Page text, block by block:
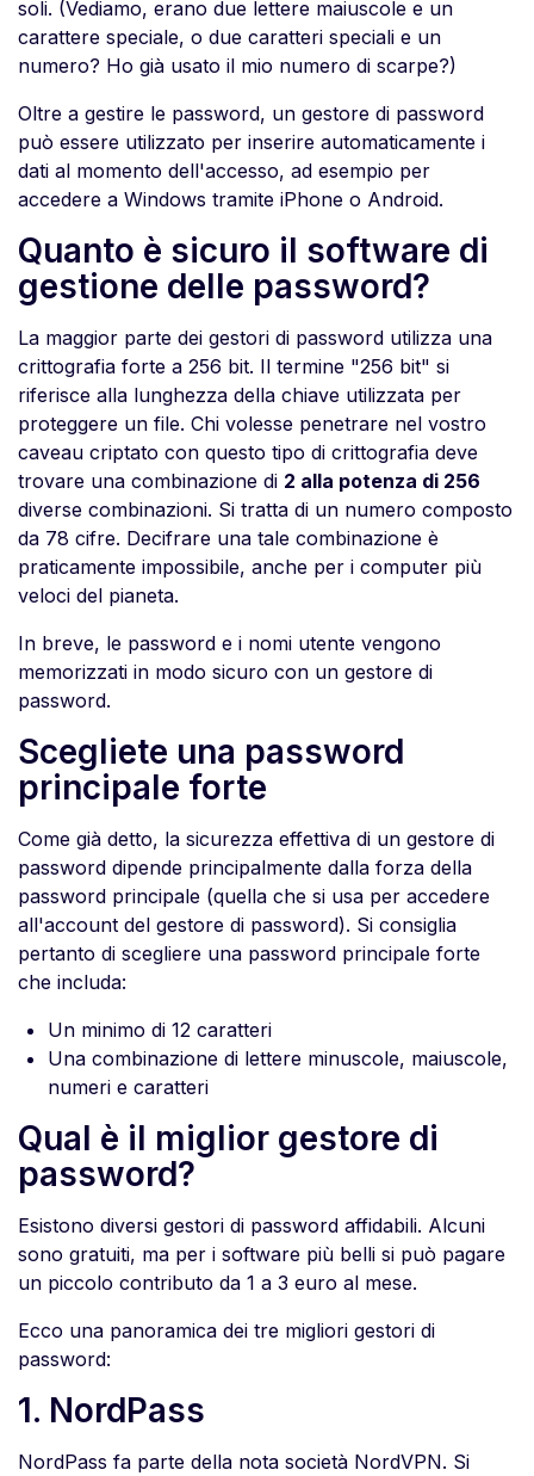
soli. (Vediamo, erano due lettere maiuscole e un
carattere speciale, o due caratteri speciali e un
numero? Ho già usato il mio numero di scarpe?)
Oltre a gestire le password, un gestore di password
può essere utilizzato per inserire automaticamente i
dati al momento dell'accesso, ad esempio per
accedere a Windows tramite iPhone o Android.
Quanto è sicuro il software di
gestione delle password?
La maggior parte dei gestori di password utilizza una
crittografia forte a 256 bit. Il termine "256 bit" si
riferisce alla lunghezza della chiave utilizzata per
proteggere un file. Chi volesse penetrare nel vostro
caveau criptato con questo tipo di crittografia deve
trovare una combinazione di 2 alla potenza di 256
diverse combinazioni. Si tratta di un numero composto
da 78 cifre. Decifrare una tale combinazione è
praticamente impossibile, anche per i computer più
veloci del pianeta.
In breve, le password e i nomi utente vengono
memorizzati in modo sicuro con un gestore di
password.
Scegliete una password
principale forte
Come già detto, la sicurezza effettiva di un gestore di
password dipende principalmente dalla forza della
password principale (quella che si usa per accedere
all'account del gestore di password). Si consiglia
pertanto di scegliere una password principale forte
che includa:
Un minimo di 12 caratteri
Una combinazione di lettere minuscole, maiuscole,
numeri e caratteri
Qual è il miglior gestore di
password?
Esistono diversi gestori di password affidabili. Alcuni
sono gratuiti, ma per i software più belli si può pagare
un piccolo contributo da 1 a 3 euro al mese.
Ecco una panoramica dei tre migliori gestori di
password:
1. NordPass
NordPass fa parte della nota società NordVPN. Si